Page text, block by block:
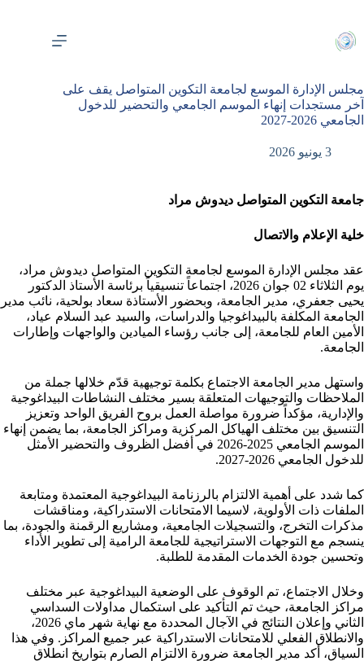
المحتوى
مجلس الإدارة الموسع لجامعة التكوين المتواصل يقف على
آخر مستجدات إنهاء الموسم الجامعي والتحضير للدخول
الجامعي 2026-2027
3 يونيو 2026
جامعة التكوين المتواصل ديدوش مراد
خلية الإعلام والاتصال
عقد مجلس الإدارة الموسع لجامعة التكوين المتواصل ديدوش مراد،
يوم الثلاثاء 02 جوان 2026، اجتماعاً تنسيقياً برئاسة الأستاذ الدكتور
يحيى جعفري، مدير الجامعة، وبحضور الأستاذة سعاد بولحية، نائب مدير
الجامعة المكلفة بالبيداغوجيا والدراسات، والسيد عبد السلام عياد،
الأمين العام للجامعة، إلى جانب رؤساء الميادين والواجهات وإطارات
الجامعة.
واستهل مدير الجامعة الاجتماع بكلمة توجيهية قدّم خلالها جملة من
الملاحظات والتوجيهات المتعلقة بسير مختلف النشاطات البيداغوجية
والإدارية، مؤكداً ضرورة مواصلة العمل بروح الفريق الواحد وتعزيز
التنسيق بين مختلف الهياكل المركزية ومراكز الجامعة، بما يضمن إنهاء
الموسم الجامعي 2025-2026 في أفضل الظروف والتحضير الأمثل
للدخول الجامعي 2026-2027.
كما شدد على أهمية الالتزام بالرزنامة البيداغوجية المعتمدة ومتابعة
الملفات ذات الأولوية، لاسيما الامتحانات الاستدراكية، ومناقشات
مذكرات التخرج، والتسجيلات الجامعية، ومشاريع الرقمنة والجودة، بما
ينسجم مع التوجهات الاستراتيجية للجامعة الرامية إلى تطوير الأداء
وتحسين جودة الخدمات المقدمة للطلبة.
وخلال الاجتماع، تم الوقوف على الوضعية البيداغوجية عبر مختلف
مراكز الجامعة، حيث تم التأكيد على استكمال مداولات السداسي
الثاني وإعلان النتائج في الآجال المحددة مع نهاية شهر ماي 2026،
والانطلاق الفعلي للامتحانات الاستدراكية عبر جميع المراكز. وفي هذا
السياق، أكد مدير الجامعة ضرورة الالتزام الصارم بتواريخ انطلاق